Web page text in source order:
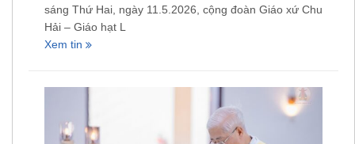
sáng Thứ Hai, ngày 11.5.2026, cộng đoàn Giáo xứ Chu
Hải – Giáo hạt L
Xem tin